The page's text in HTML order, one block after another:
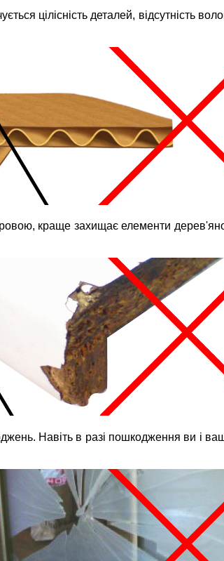
цілісність деталей, відсутність
краще захищає елементи
Навіть в разі пошкодження ви і